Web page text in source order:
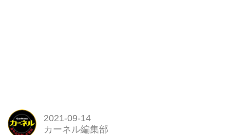
2021-09-14
カーネル編集部